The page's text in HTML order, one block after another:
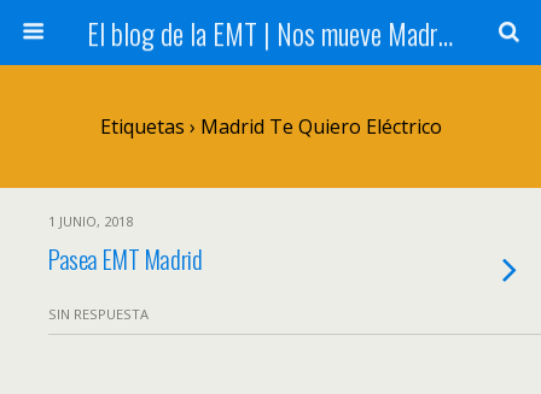
El blog de la EMT | Nos mueve Madrid
Etiquetas › Madrid Te Quiero Eléctrico
1 JUNIO, 2018
Pasea EMT Madrid
SIN RESPUESTA